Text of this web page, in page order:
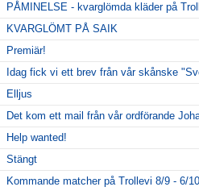
PÅMINELSE - kvarglömda kläder på
KVARGLÖMT PÅ SAIK
Premiär!
Idag fick vi ett brev från vår skånske
Elljus
Det kom ett mail från vår ordförande
Help wanted!
Stängt
Kommande matcher på Trollevi 8/9 - 6/10